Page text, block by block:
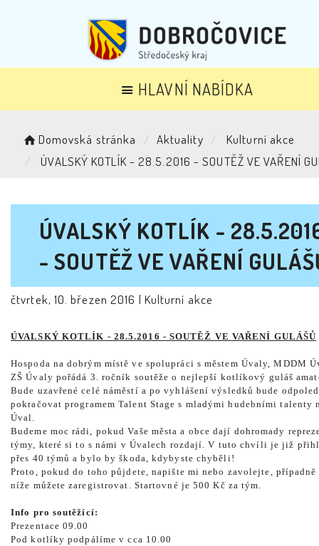
HLAVNÍ NABÍDKA
Domovská stránka Aktuality
Kulturní akce
ÚVALSKÝ KOTLÍK - 28.5.2016 - SOUTĚŽ VE VAŘENÍ
ÚVALSKÝ KOTLÍK -
- SOUTĚŽ VE VAŘENÍ
čtvrtek, 10. březen 2016 | Kulturní akce
ÚVALSKÝ KOTLÍK - 28.5.2016 - SOUTĚŽ VE VAŘENÍ GULÁŠŮ
Hospoda na dobrým místě ve spolupráci s městem Úvaly, MDDM
ZŠ Úvaly pořádá 3. ročník soutěže o nejlepší kotlíkový guláš
Bude uzavřené celé náměstí a po vyhlášení výsledků bude
pokračovat programem Talent Stage s mladými hudebními talenty
Úval.
Budeme moc rádi, pokud Vaše města a obce dají dohromady
týmy, které si to s námi v Úvalech rozdají. V tuto chvíli je již
přes 40 týmů a bylo by škoda, kdybyste chyběli!
Proto, pokud do toho půjdete, napište mi nebo zavolejte, případně
níže můžete zaregistrovat. Startovné je 500 Kč za tým.
Info pro soutěžící:
Prezentace 09.00
Pod kotlíky podpálíme v cca 10.00